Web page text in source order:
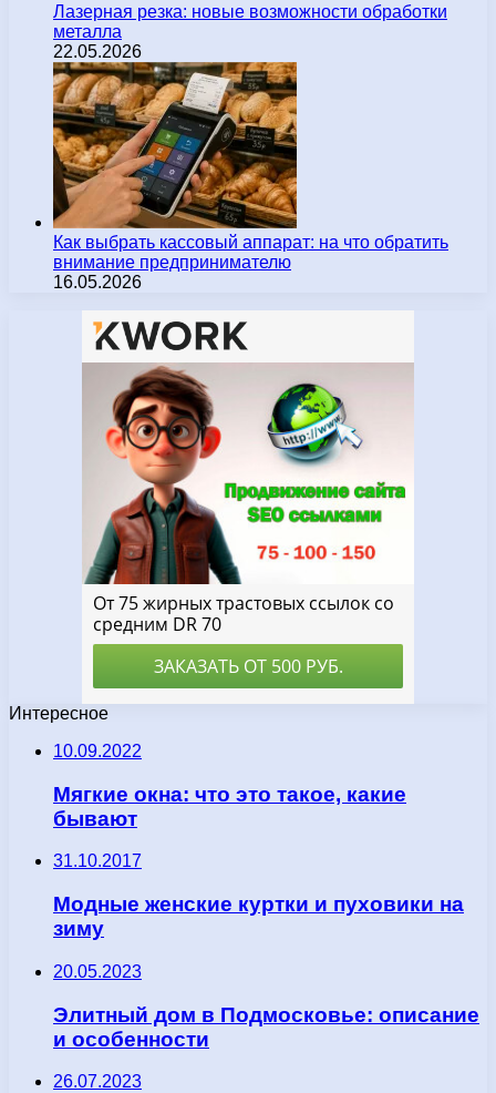
Лазерная резка: новые возможности обработки
металла
22.05.2026
Как выбрать кассовый аппарат: на что обратить
внимание предпринимателю
16.05.2026
Интересное
10.09.2022
Мягкие окна: что это такое, какие
бывают
31.10.2017
Модные женские куртки и пуховики на
зиму
20.05.2023
Элитный дом в Подмосковье: описание
и особенности
26.07.2023